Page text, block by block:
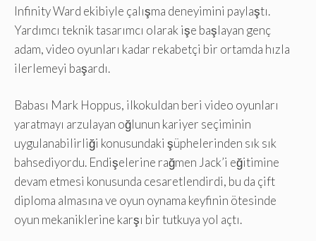
Infinity Ward ekibiyle çalışma deneyimini paylaştı.
Yardımcı teknik tasarımcı olarak işe başlayan genç
adam, video oyunları kadar rekabetçi bir ortamda hızla
ilerlemeyi başardı.
Babası Mark Hoppus, ilkokuldan beri video oyunları
yaratmayı arzulayan oğlunun kariyer seçiminin
uygulanabilirliği konusundaki şüphelerinden sık sık
bahsediyordu. Endişelerine rağmen Jack’i eğitimine
devam etmesi konusunda cesaretlendirdi, bu da çift
diploma almasına ve oyun oynama keyfinin ötesinde
oyun mekaniklerine karşı bir tutkuya yol açtı.